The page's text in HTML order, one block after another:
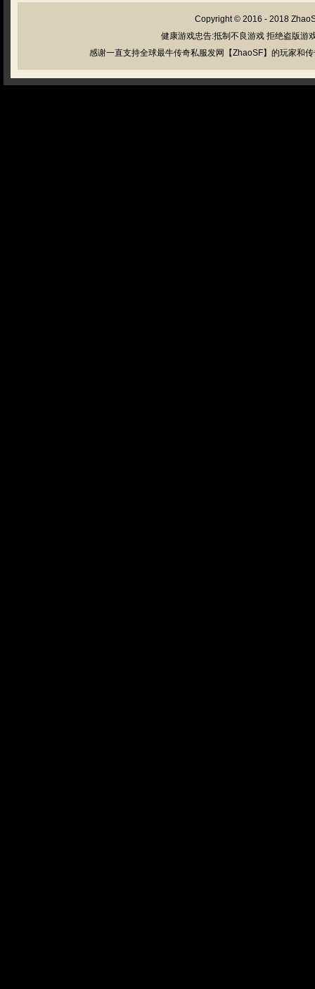
Copyright © 2016 - 2018
健康游戏忠告:抵制不良游戏 拒绝盗版游
感谢一直支持全球最牛传奇私服发网【ZhaoSF】的玩家和